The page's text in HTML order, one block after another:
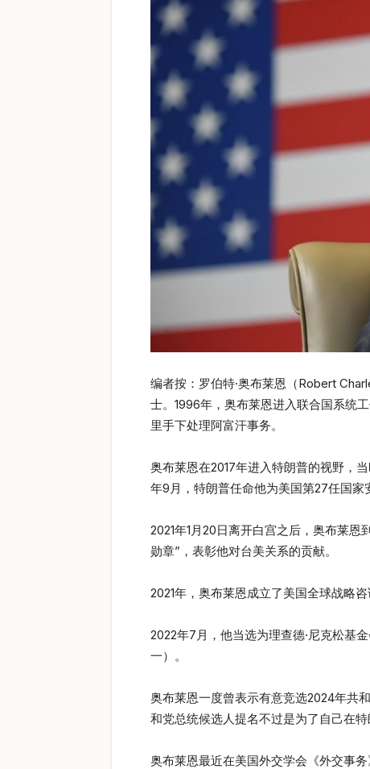
编者按：罗伯特·奥布莱恩（Robert
士。1996年，奥布莱恩进入联合国系统
里手下处理阿富汗事务。
奥布莱恩在2017年进入特朗普的视野，
年9月，特朗普任命他为美国第27任国家
2021年1月20日离开白宫之后，奥布莱
勋章”，表彰他对台美关系的贡献。
2021年，奥布莱恩成立了美国全球战略
2022年7月，他当选为理查德·尼克松基
一）。
奥布莱恩一度曾表示有意竞选2024年共
和党总统候选人提名不过是为了自己在
奥布莱恩最近在美国外交学会《外交事